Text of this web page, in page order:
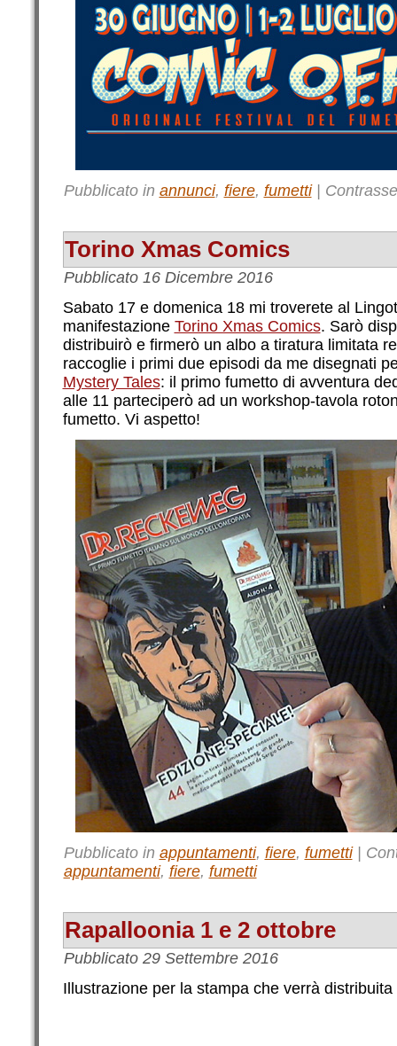
Pubblicato in annunci, fiere, fumetti|
Torino Xmas Comics
Pubblicato 16 Dicembre 2016
Sabato 17 e domenica 18 mi troverete al
manifestazione Torino Xmas Comics. Sarò
distribuirò e firmerò un albo a tiratura limitata
raccoglie i primi due episodi da me disegnati
Mystery Tales: il primo fumetto di avventura
alle 11 parteciperò ad un workshop-tavola
fumetto. Vi aspetto!
Pubblicato in appuntamenti, fiere, fumetti|
appuntamenti, fiere, fumetti
Rapalloonia 1 e 2 ottobre
Pubblicato 29 Settembre 2016
Illustrazione per la stampa che verrà